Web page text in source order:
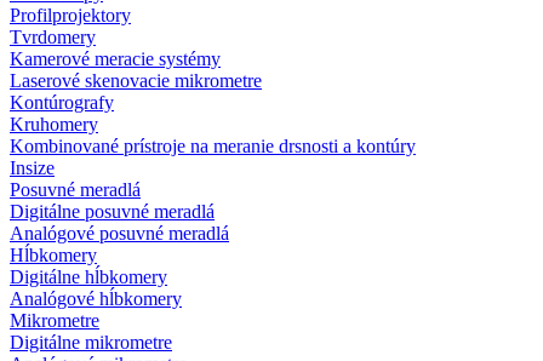
Profilprojektory
Tvrdomery
Kamerové meracie systémy
Laserové skenovacie mikrometre
Kontúrografy
Kruhomery
Kombinované prístroje na meranie drsnosti a kontúry
Insize
Posuvné meradlá
Digitálne posuvné meradlá
Analógové posuvné meradlá
Hĺbkomery
Digitálne hĺbkomery
Analógové hĺbkomery
Mikrometre
Digitálne mikrometre